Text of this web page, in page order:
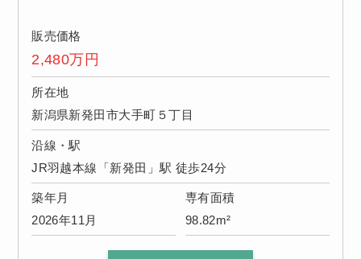
販売価格
2,480万円
所在地
新潟県新発田市大手町５丁目
沿線・駅
JR羽越本線「新発田」駅 徒歩24分
築年月
2026年11月
専有面積
98.82m²